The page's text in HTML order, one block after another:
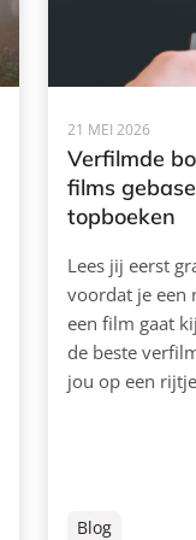
21 MEI 2026
Verfilmde
films
topboeken
Lees jij eerst
voordat je een
een film gaat
de beste
jou op een
Blog